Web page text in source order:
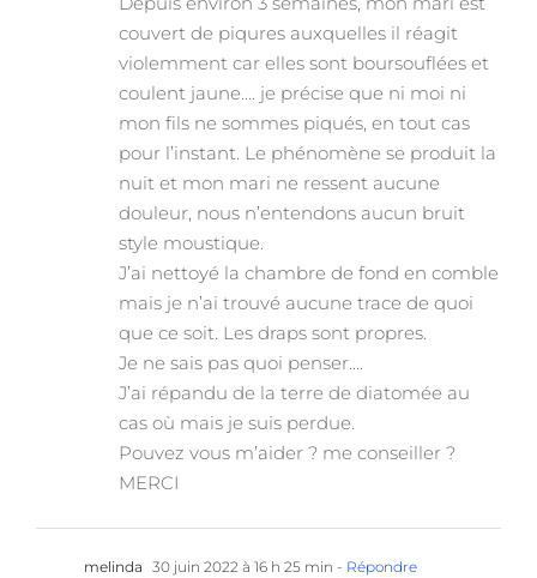
couvert de piqures auxquelles il réagit
violemment car elles sont boursouflées et
coulent jaune…. je précise que ni moi ni
mon fils ne sommes piqués, en tout cas
pour l’instant. Le phénomène se produit la
nuit et mon mari ne ressent aucune
douleur, nous n’entendons aucun bruit
style moustique.
J’ai nettoyé la chambre de fond en comble
mais je n’ai trouvé aucune trace de quoi
que ce soit. Les draps sont propres.
Je ne sais pas quoi penser….
J’ai répandu de la terre de diatomée au
cas où mais je suis perdue.
Pouvez vous m’aider ? me conseiller ?
MERCI
melinda 30 juin 2022 à 16 h 25 min - Répondre